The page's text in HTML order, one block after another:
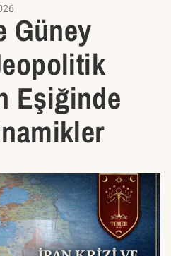
Güney
Eşiğinde